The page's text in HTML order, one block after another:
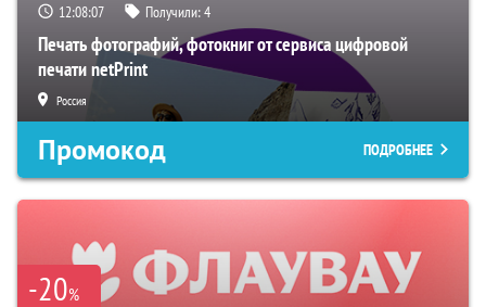
12:08:06 Получили:4
Печать фотографий, фотокниг от сервиса цифровой
печати netPrint
Россия
Промокод ПОДРОБНЕЕ
-20%